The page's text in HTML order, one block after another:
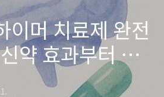
이머 치료제 완전
약 효과부터 부
정리